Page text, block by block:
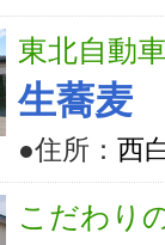
東北自動
生蕎麦
●住所： 西
こだわり